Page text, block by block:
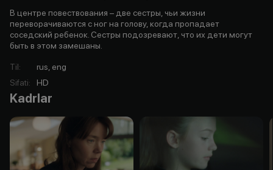
В центре повествования – две сестры, чьи жизни
переворачиваются с ног на голову, когда пропадает
соседский ребенок. Сестры подозревают, что их дети могут
быть в этом замешаны.
Til:
rus, eng
Sifati: HD
Kadrlar